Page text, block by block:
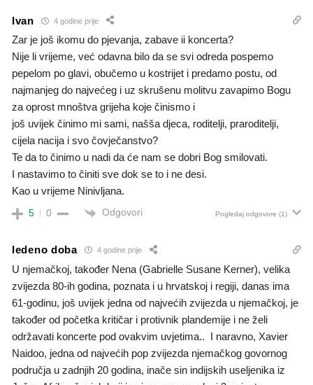
Ivan 4 godine prije
Zar je još ikomu do pjevanja, zabave ii koncerta?
Nije li vrijeme, već odavna bilo da se svi odreda pospemo
pepelom po glavi, obučemo u kostrijet i predamo postu, od
najmanjeg do najvećeg i uz skrušenu molitvu zavapimo Bogu
za oprost mnoštva grijeha koje činismo i
još uvijek činimo mi sami, našša djeca, roditelji, praroditelji,
cijela nacija i svo čovječanstvo?
Te da to činimo u nadi da će nam se dobri Bog smilovati.
I nastavimo to činiti sve dok se to i ne desi.
Kao u vrijeme Ninivljana.
5 0 Odgovori Pogledaj odgovore (1)
ledeno doba 4 godine prije
U njemačkoj, također Nena (Gabrielle Susane Kerner), velika
zvijezda 80-ih godina, poznata i u hrvatskoj i regiji, danas ima
61-godinu, još uvijek jedna od najvećih zvijezda u njemačkoj, je
također od početka kritičar i protivnik plandemije i ne želi
održavati koncerte pod ovakvim uvjetima.. I naravno, Xavier
Naidoo, jedna od najvećih pop zvijezda njemačkog govornog
područja u zadnjih 20 godina, inače sin indijskih useljenika iz